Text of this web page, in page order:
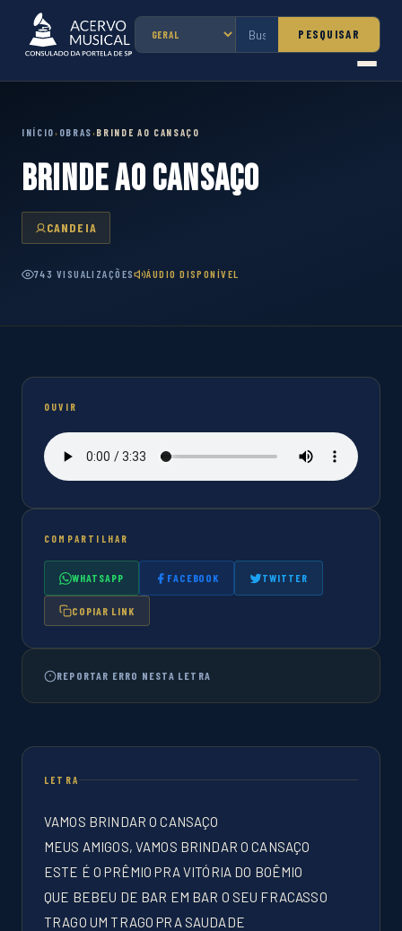
PESQUISAR
INÍCIO› OBRAS›BRINDE AO CANSAÇO
BRINDE AO CANSAÇO
CANDEIA
743 VISUALIZAÇÕES ÁUDIO DISPONÍVEL
LETRA
VAMOS BRINDAR O CANSAÇO
MEUS AMIGOS, VAMOS BRINDAR O CANSAÇO
ESTE É O PRÊMIO PRA VITÓRIA DO BOÊMIO
QUE BEBEU DE BAR EM BAR O SEU FRACASSO
TRAGO UM TRAGO PRA SAUDADE
OUVIR
COMPARTILHAR
WHATSAPP FACEBOOK TWITTER
COPIAR LINK
REPORTAR ERRO NESTA LETRA